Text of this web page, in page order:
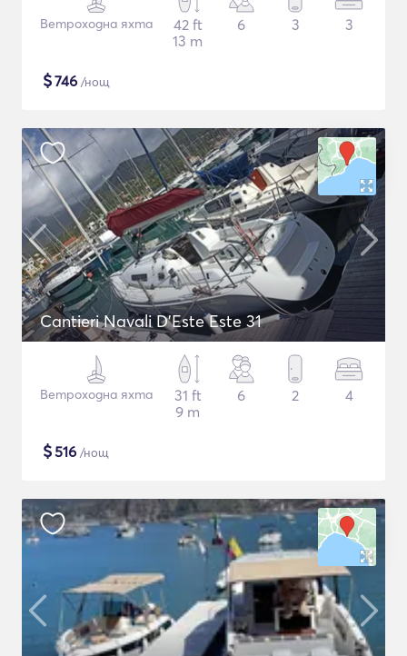
Ветроходна яхта
42 ft
13 m
6 3 3
$746 /нощ
Cantieri Navali D'Este Este 31
Ветроходна яхта
31 ft
9 m
6 2 4
$516 /нощ